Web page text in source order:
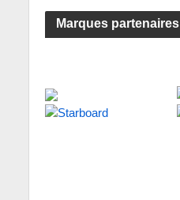
Marques partenaires